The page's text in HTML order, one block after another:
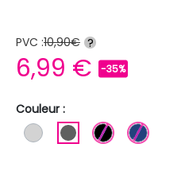
PVC :10,90€ ?
6,99 € -35%
Couleur :
GRIS CLAIRGRIS FONCE
NOIR BLEU